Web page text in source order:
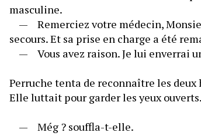
masculine.
—	Remerciez votre médecin,
secours. Et sa prise en charge a été
—	Vous avez raison. Je lui enverrai
Perruche tenta de reconnaître les deux
Elle luttait pour garder les yeux ouverts.
	—	Még ? souffla-t-elle.